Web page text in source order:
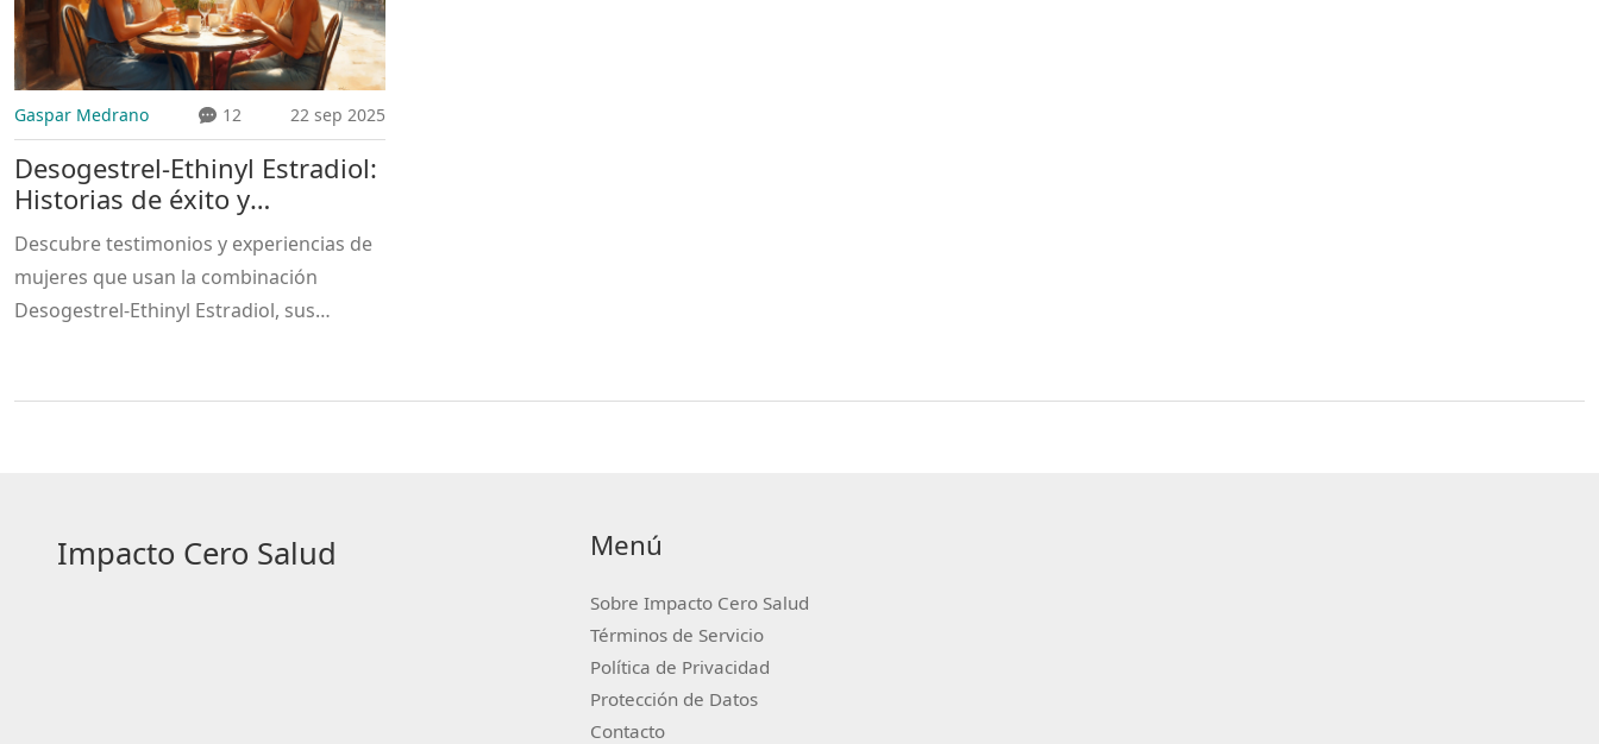
Gaspar Medrano 12 22 sep 2025
Desogestrel‑Ethinyl Estradiol:
Historias de éxito y
experiencias reales
Descubre testimonios y experiencias de
mujeres que usan la combinación
Desogestrel‑Ethinyl Estradiol, sus
Impacto Cero Salud Menú
Sobre Impacto Cero Salud
Términos de Servicio
Política de Privacidad
Protección de Datos
Contacto